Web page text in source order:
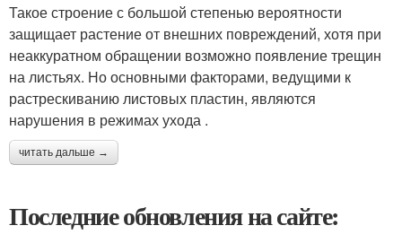
Такое строение с большой степенью вероятности
защищает растение от внешних повреждений, хотя при
неаккуратном обращении возможно появление трещин
на листьях. Но основными факторами, ведущими к
растрескиванию листовых пластин, являются
нарушения в режимах ухода .
читать дальше →
Последние обновления на сайте: